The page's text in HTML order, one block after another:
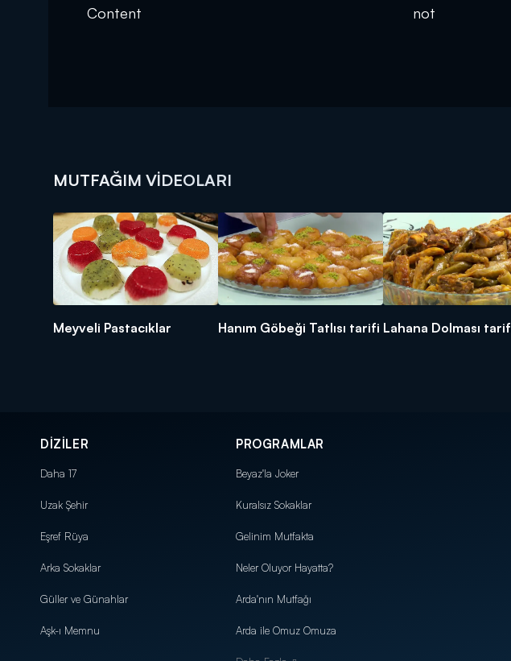
Content
MUTFAĞIM VIDEOLARI
Meyveli Pastacıklar Hanım Göbeği Tatlısı tarifi Lahana Dolması
DİZİLER
Daha 17
Uzak Şehir
Eşref Rüya
Arka Sokaklar
Güller ve Günahlar
Aşk-ı Memnu
PROGRAMLAR
Beyaz'la Joker
Kuralsız Sokaklar
Gelinim Mutfakta
Neler Oluyor Hayatta?
Arda'nın Mutfağı
Arda ile Omuz Omuza